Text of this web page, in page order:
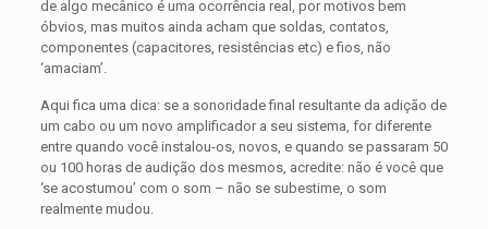
de algo mecânico é uma ocorrência real, por motivos bem
óbvios, mas muitos ainda acham que soldas, contatos,
componentes (capacitores, resistências etc) e fios, não
‘amaciam’.
Aqui fica uma dica: se a sonoridade final resultante da adição de
um cabo ou um novo amplificador a seu sistema, for diferente
entre quando você instalou-os, novos, e quando se passaram 50
ou 100 horas de audição dos mesmos, acredite: não é você que
‘se acostumou’ com o som – não se subestime, o som
realmente mudou.